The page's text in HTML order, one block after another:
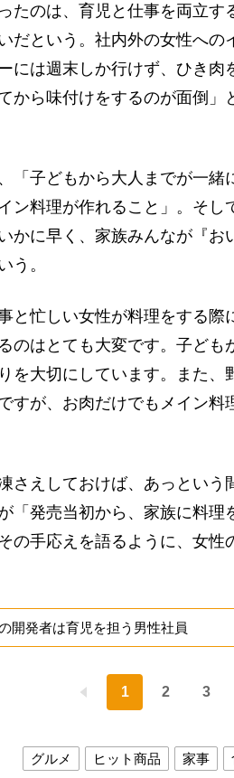
たのは、育児と仕事を両立す
だという。社内外の女性への
には週末しか行けず、ひき
から味付けをするのが面倒」
「子どもから大人までが一緒
ン料理が作れること」。そし
かに早く、家族みんなが『
う。
と忙しい女性が料理をする
のはとても大変です。子ども
を大切にしています。また、
すが、お肉だけでもメイン料
さえしておけば、あっという
「発売当初から、家族に料理
の手応えを語るように、女性
開発者は育児を担う男性社員
1 2 3
グルメ ヒット商品 家事